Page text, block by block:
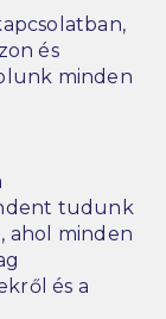
és
minden
tudunk
ahol minden
és a